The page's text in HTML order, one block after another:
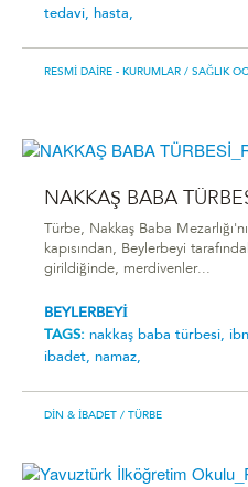
tedavi, hasta,
RESMI DAIRE - KURUMLAR / SAĞLIK
NAKKAŞ BABA
Türbe, Nakkaş Baba
kapısından, Beylerbeyi
girildiğinde, merdivenler...
BEYLERBEYİ
TAGS: nakkaş baba türbesi̇,
ibadet, namaz,
DIN & İBADET / TÜRBE